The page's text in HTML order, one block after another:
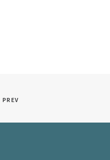
PREV